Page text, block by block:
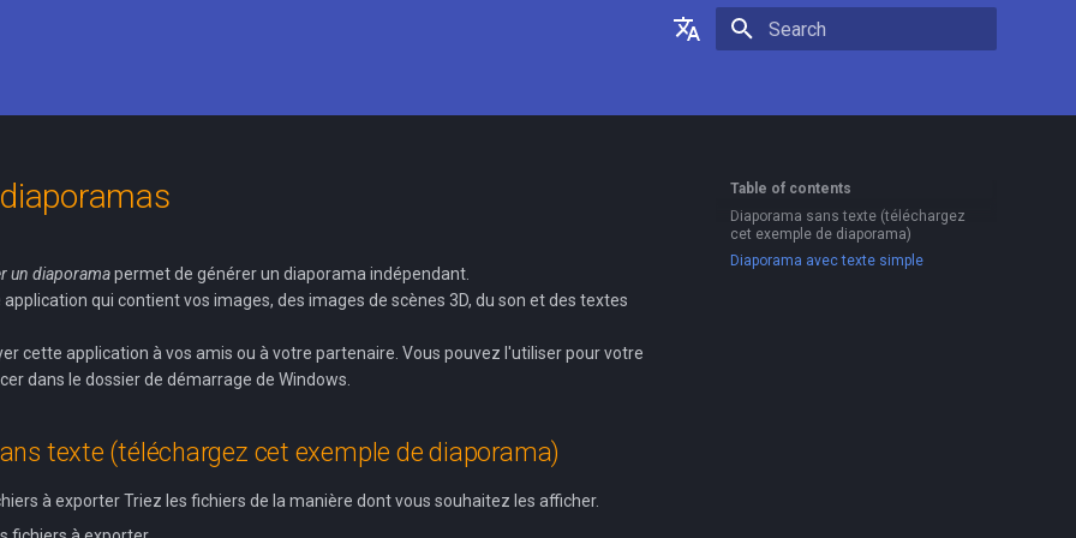
Table of contents
Diaporama sans texte (téléchargez
cet exemple de diaporama)
Diaporama avec texte simple
un diaporamapermet de générer un diaporama indépendant.
application qui contient vos images, des images de scènes 3D, du son et des textes
cette application à vos amis ou à votre partenaire. Vous pouvez l'utiliser pour votre
dans le dossier de démarrage de Windows.
texte (téléchargez cet exemple de diaporama)
à exporter Triez les fichiers de la manière dont vous souhaitez les afficher.